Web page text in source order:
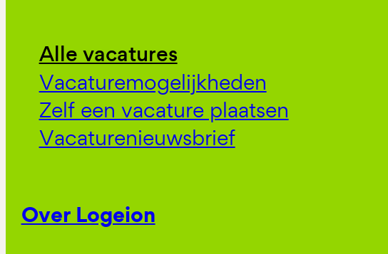
Alle vacatures
Vacaturemogelijkheden
Zelf een vacature plaatsen
Vacaturenieuwsbrief
Over Logeion